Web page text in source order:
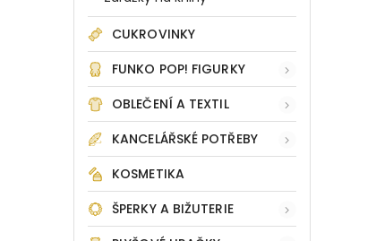
CUKROVINKY
FUNKO POP! FIGURKY
OBLEČENÍ A TEXTIL
KANCELÁŘSKÉ POTŘEBY
KOSMETIKA
ŠPERKY A BIŽUTERIE